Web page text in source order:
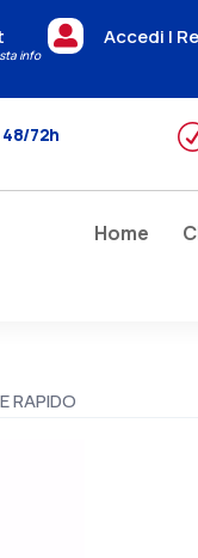
info
 Accedi |
72h
Home
RAPIDO